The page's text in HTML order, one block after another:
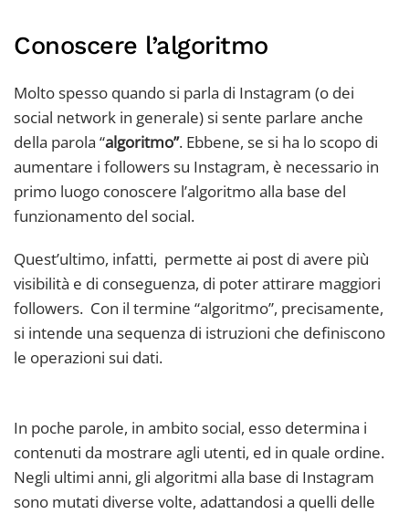
Conoscere l’algoritmo
Molto spesso quando si parla di Instagram (o dei
social network in generale) si sente parlare anche
della parola “algoritmo”. Ebbene, se si ha lo scopo di
aumentare i followers su Instagram, è necessario in
primo luogo conoscere l’algoritmo alla base del
funzionamento del social.
Quest’ultimo, infatti, permette ai post di avere più
visibilità e di conseguenza, di poter attirare maggiori
followers. Con il termine “algoritmo”, precisamente,
si intende una sequenza di istruzioni che definiscono
le operazioni sui dati.
In poche parole, in ambito social, esso determina i
contenuti da mostrare agli utenti, ed in quale ordine.
Negli ultimi anni, gli algoritmi alla base di Instagram
sono mutati diverse volte, adattandosi a quelli delle